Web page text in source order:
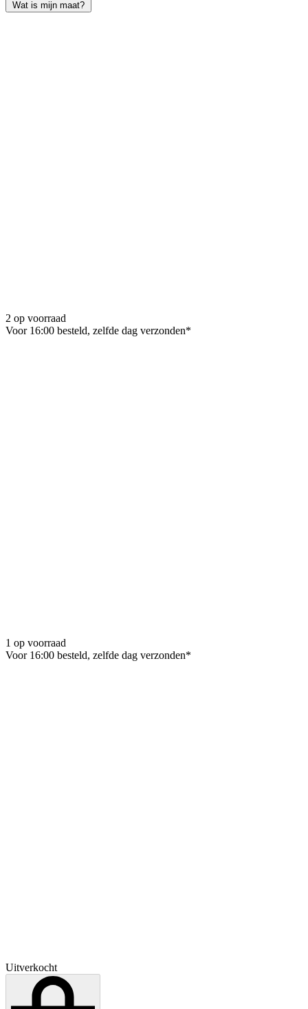
Wat is mijn maat?
2 op voorraad
Voor 16:00 besteld, zelfde dag verzonden*
1 op voorraad
Voor 16:00 besteld, zelfde dag verzonden*
Uitverkocht